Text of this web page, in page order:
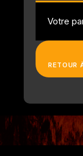
Votre
RETOUR